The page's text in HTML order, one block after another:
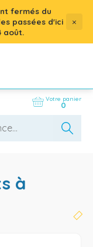
fermés du
passées d'ici
août.
×
Votre panier
0